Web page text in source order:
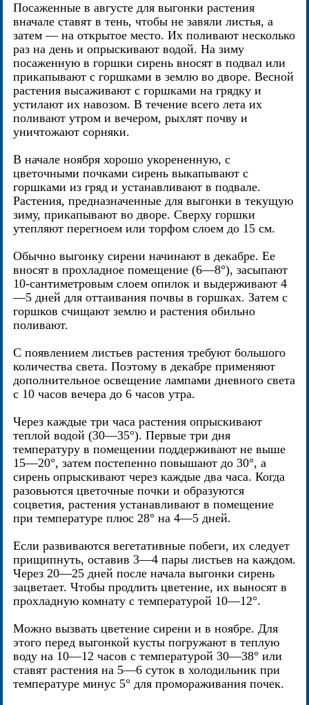
Посаженные в августе для выгонки растения
вначале ставят в тень, чтобы не завяли листья, а
затем — на открытое место. Их поливают несколько
раз на день и опрыскивают водой. На зиму
посаженную в горшки сирень вносят в подвал или
прикапывают с горшками в землю во дворе. Весной
растения высаживают с горшками на грядку и
устилают их навозом. В течение всего лета их
поливают утром и вечером, рыхлят почву и
уничтожают сорняки.
В начале ноября хорошо укорененную, с
цветочными почками сирень выкапывают с
горшками из гряд и устанавливают в подвале.
Растения, предназначенные для выгонки в текущую
зиму, прикапывают во дворе. Сверху горшки
утепляют перегноем или торфом слоем до 15 см.
Обычно выгонку сирени начинают в декабре. Ее
вносят в прохладное помещение (6—8°), засыпают
10-сантиметровым слоем опилок и выдерживают 4
—5 дней для оттаивания почвы в горшках. Затем с
горшков счищают землю и растения обильно
поливают.
С появлением листьев растения требуют большого
количества света. Поэтому в декабре применяют
дополнительное освещение лампами дневного света
с 10 часов вечера до 6 часов утра.
Через каждые три часа растения опрыскивают
теплой водой (30—35°). Первые три дня
температуру в помещении поддерживают не выше
15—20°, затем постепенно повышают до 30°, а
сирень опрыскивают через каждые два часа. Когда
разовьются цветочные почки и образуются
соцветия, растения устанавливают в помещение
при температуре плюс 28° на 4—5 дней.
Если развиваются вегетативные побеги, их следует
прищипнуть, оставив 3—4 пары листьев на каждом.
Через 20—25 дней после начала выгонки сирень
зацветает. Чтобы продлить цветение, их выносят в
прохладную комнату с температурой 10—12°.
Можно вызвать цветение сирени и в ноябре. Для
этого перед выгонкой кусты погружают в теплую
воду на 10—12 часов с температурой 30—38° или
ставят растения на 5—6 суток в холодильник при
температуре минус 5° для промораживания почек.